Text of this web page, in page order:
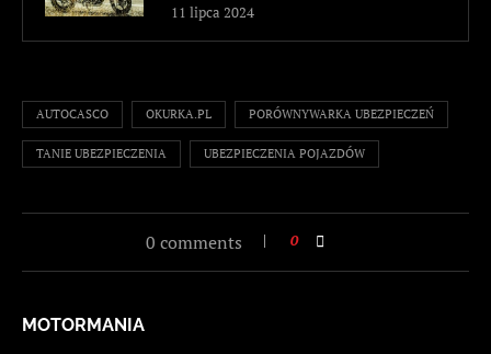
11 lipca 2024
AUTOCASCO OKURKA.PL PORÓWNYWARKA UBEZPIECZEŃ
TANIE UBEZPIECZENIA UBEZPIECZENIA POJAZDÓW
0 comments 0
MOTORMANIA